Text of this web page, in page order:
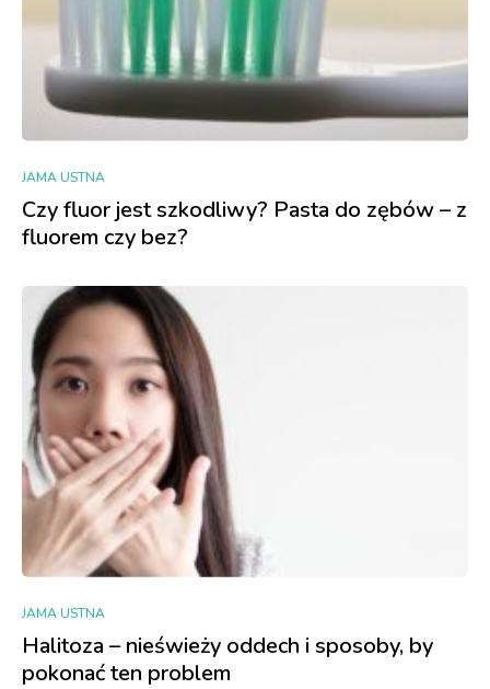
JAMA USTNA
Czy fluor jest szkodliwy? Pasta do zębów – z
fluorem czy bez?
JAMA USTNA
Halitoza – nieświeży oddech i sposoby, by
pokonać ten problem